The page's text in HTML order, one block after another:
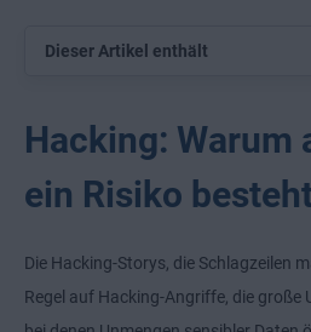
Dieser Artikel enthält
Hacking: Warum
ein Risiko
Die Hacking-Storys, die Schlagzeilen
Regel auf Hacking-Angriffe, die große